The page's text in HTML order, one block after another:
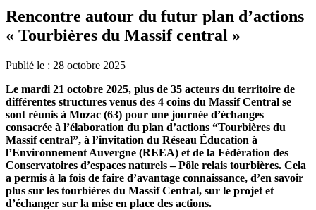
Rencontre autour du futur plan d’actions
« Tourbières du Massif central »
Publié le : 28 octobre 2025
Le mardi 21 octobre 2025, plus de 35 acteurs du territoire de
différentes structures venus des 4 coins du Massif Central se
sont réunis à Mozac (63) pour une journée d’échanges
consacrée à l’élaboration du plan d’actions “Tourbières du
Massif central”, à l’invitation du Réseau Éducation à
l’Environnement Auvergne (REEA) et de la Fédération des
Conservatoires d’espaces naturels – Pôle relais tourbières. Cela
a permis à la fois de faire d’avantage connaissance, d’en savoir
plus sur les tourbières du Massif Central, sur le projet et
d’échanger sur la mise en place des actions.